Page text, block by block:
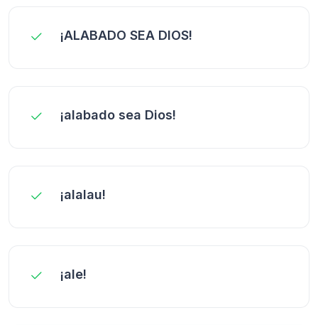
¡ALABADO SEA DIOS!
¡alabado sea Dios!
¡alalau!
¡ale!